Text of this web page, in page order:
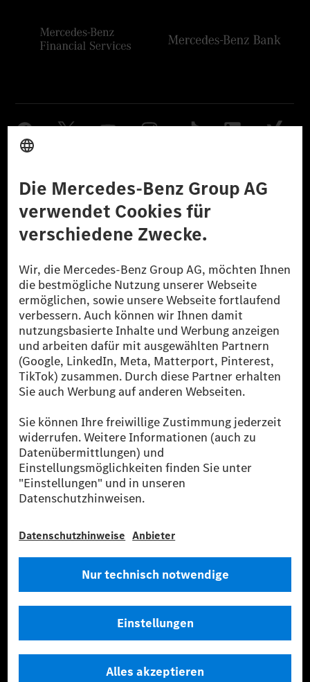
Datenschutz Lizenzhinweise Dritter Barrierefreiheit
© 2026 Mercedes-Benz Group AG. Alle Rechte vorbehalten.
[1] Bilanziell CO₂-neutral bedeutet, dass nicht vermiedene oder nicht
reduzierte CO₂-Emissionen bei der Mercedes-Benz Group durch
zertifizierte Ausgleichsprojekte kompensiert werden.
[2] Renewable Charging ist ein integraler Bestandteil von MB.CHARGE
Public in Europa, den USA, Kanada und China. Sofern an der jeweiligen
Ladestation noch kein Strom aus erneuerbaren Energien vorliegt,
verwendet Renewable Charging Grünstromzertifikate*. Diese stellen
sicher, dass für Ladevorgänge über MB.CHARGE Public eine äquivalente
Strommenge aus erneuerbaren Energien ins Stromnetz eingespeist wird.
* Inkl. EKOenergy Ökolabel
* Die angegebenen Werte wurden nach dem vorgeschriebenen
Messverfahren WLTP (Worldwide harmonised Light vehicles Test
Procedure) ermittelt. Die angegebenen Spannweiten beziehen sich auf
den europäischen Markt. Der Energieverbrauch und der CO₂-Ausstoß
eines Pkw sind nicht nur von der effizienten Ausnutzung des Kraftstoffs
bzw. des Energieträgers durch den Pkw, sondern auch vom Fahrstil und
** Der Stromverbrauch wurde auf der Grundlage der VO 692/2008/EG
Fahrzeugkonfiguration.
*** Angaben zum Stromverbrauch und zur Reichweite sind vorläufig und
wurden intern nach Maßgabe der Zertifizierungsmethode „WLTP-
Typgenehmigung noch eine Konformitätsbescheinigung mit amtlichen